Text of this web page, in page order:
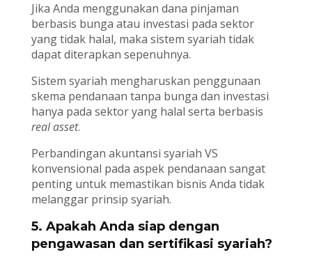
Jika Anda menggunakan dana pinjaman
berbasis bunga atau investasi pada sektor
yang tidak halal, maka sistem syariah tidak
dapat diterapkan sepenuhnya.
Sistem syariah mengharuskan penggunaan
skema pendanaan tanpa bunga dan investasi
hanya pada sektor yang halal serta berbasis
real asset.
Perbandingan akuntansi syariah VS
konvensional pada aspek pendanaan sangat
penting untuk memastikan bisnis Anda tidak
melanggar prinsip syariah.
5. Apakah Anda siap dengan
pengawasan dan sertifikasi syariah?